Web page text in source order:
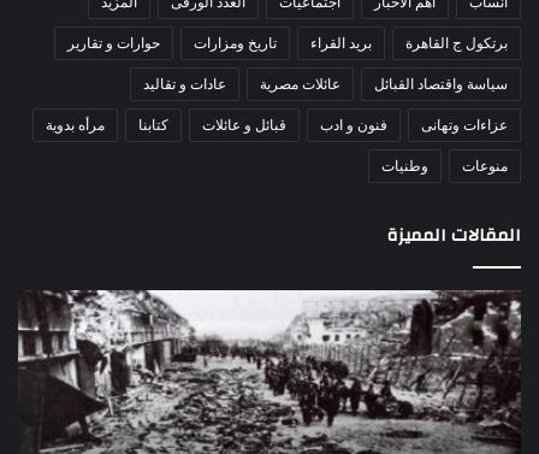
برتكول ج القاهرة بريد القراء تاريخ ومزارات حوارات و تقارير
سياسة واقتصاد القبائل عائلات مصرية عادات و تقاليد
عزاءات وتهانى فنون و ادب قبائل و عائلات كتابنا مرأه بدوية
منوعات وطنيات
المقالات المميزة
اللواء
دكتور
راضي
عبدالمعطي
يكتب:
30